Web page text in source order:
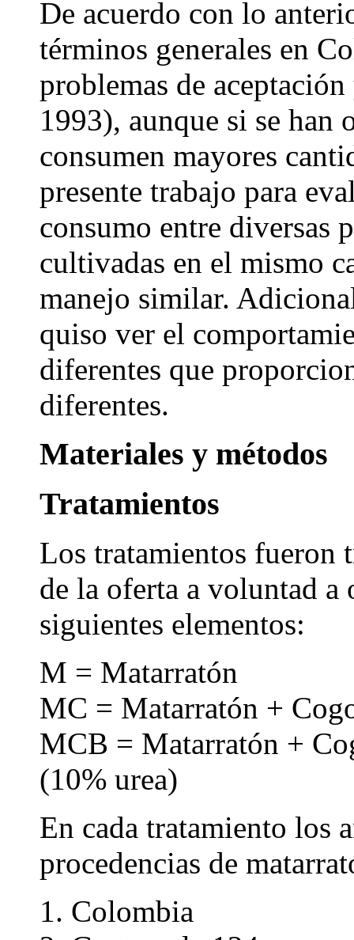
De acuerdo con lo
términos generales en
problemas de
1993), aunque si se han
consumen mayores
presente trabajo para
consumo entre diversas
cultivadas en el mismo
manejo similar.
quiso ver el
diferentes que
diferentes.
Materiales y métodos
Tratamientos
Los tratamientos fueron
de la oferta a voluntad a
siguientes elementos:
M = Matarratón
MC = Matarratón +
MCB = Matarratón +
(10% urea)
En cada tratamiento los
procedencias de
1. Colombia